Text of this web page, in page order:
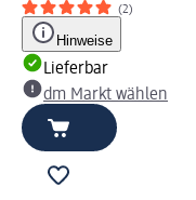
(2)
Hinweise
Lieferbar
dm Markt wählen